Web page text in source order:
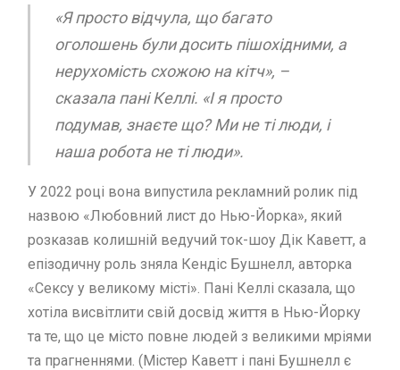
«Я просто відчула, що багато
оголошень були досить пішохідними, а
нерухомість схожою на кітч», –
сказала пані Келлі. «І я просто
подумав, знаєте що? Ми не ті люди, і
наша робота не ті люди».
У 2022 році вона випустила рекламний ролик під
назвою «Любовний лист до Нью-Йорка», який
розказав колишній ведучий ток-шоу Дік Каветт, а
епізодичну роль зняла Кендіс Бушнелл, авторка
«Сексу у великому місті». Пані Келлі сказала, що
хотіла висвітлити свій досвід життя в Нью-Йорку
та те, що це місто повне людей з великими мріями
та прагненнями. (Містер Каветт і пані Бушнелл є